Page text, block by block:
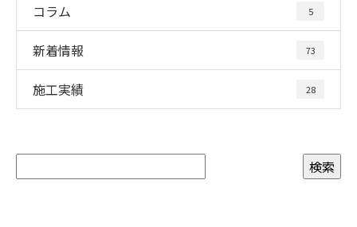
コラム 5
新着情報 73
施工実績 28